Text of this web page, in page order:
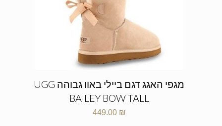
מגפי האגג דגם ביילי באוו גבוהה UGG
BAILEY BOW TALL
449.00 ₪